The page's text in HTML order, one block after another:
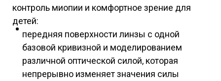
контроль миопии и комфортное зрение для
детей:
передняя поверхности линзы с одной
базовой кривизной и моделированием
различной оптической силой, которая
непрерывно изменяет значения силы